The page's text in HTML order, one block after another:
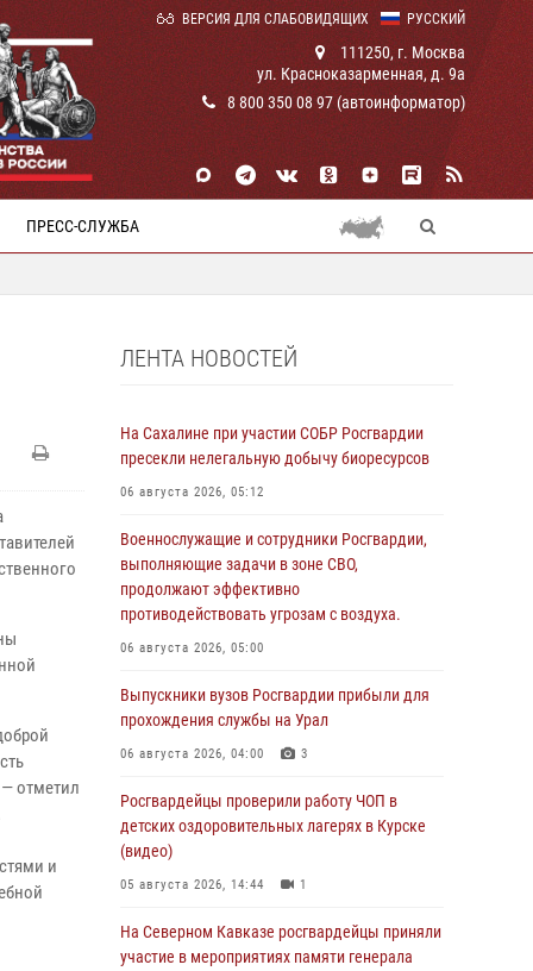
РУССКИЙ
ВЕРСИЯ ДЛЯ СЛАБОВИДЯЩИХ
111250, г. Москва
ул. Красноказарменная, д. 9а
8 800 350 08 97 (автоинформатор)
ПРЕСС-СЛУЖБА
отметил
и
ЛЕНТА НОВОСТЕЙ
На Сахалине при участии СОБР Росгвардии
пресекли нелегальную добычу биоресурсов
06 августа 2026, 05:12
Военнослужащие и сотрудники Росгвардии,
выполняющие задачи в зоне СВО,
продолжают эффективно
противодействовать угрозам с воздуха.
06 августа 2026, 05:00
Выпускники вузов Росгвардии прибыли для
прохождения службы на Урал
06 августа 2026, 04:00 3
Росгвардейцы проверили работу ЧОП в
детских оздоровительных лагерях в Курске
(видео)
05 августа 2026, 14:44 1
На Северном Кавказе росгвардейцы приняли
участие в мероприятиях памяти генерала